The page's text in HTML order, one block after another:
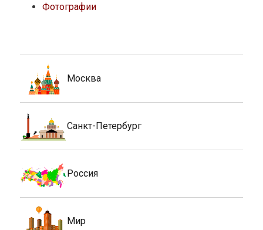
Фотографии
Москва
Санкт-Петербург
Россия
Мир